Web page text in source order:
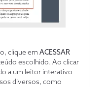
clique emACESSAR
escolhido. Ao clicar
a um leitor interativo
diversos, como